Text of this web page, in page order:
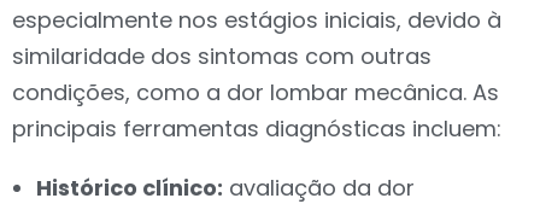
especialmente nos estágios iniciais, devido à
similaridade dos sintomas com outras
condições, como a dor lombar mecânica. As
principais ferramentas diagnósticas incluem:
Histórico clínico: avaliação da dor